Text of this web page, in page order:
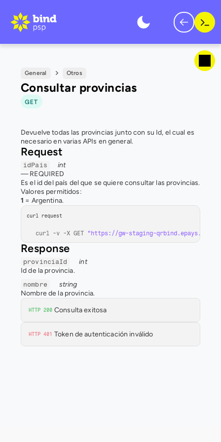
General Otros
Consultar provincias
GET
Devuelve todas las provincias junto con su Id, el cual es
necesario en varias APIs en general.
Request
idPais
int
— REQUIRED
Es el id del país del que se quiere consultar las provincias.
Valores permitidos:
1 = Argentina.
curl request
curl -v -X GET "https://gw-staging-
Response
provinciaId
int
Id de la provincia.
nombre
string
Nombre de la provincia.
HTTP 200 Consulta exitosa
HTTP 401 Token de autenticación inválido